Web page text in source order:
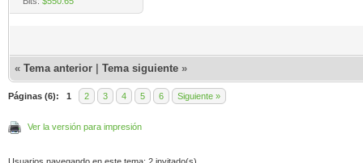
« Tema anterior Tema siguiente »
Páginas (6): 1 2 3 4 5 6 Siguiente »
Ver la versión para impresión